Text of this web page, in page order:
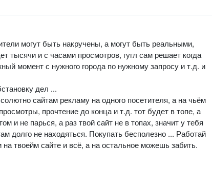
могут быть накручены, а могут быть реальными,
тысячи и с часами просмотров, гугл сам решает когда
момент с нужного города по нужному запросу и т.д. и
дел ...
сайтам рекламу на одного посетителя, а на чьём
прочтение до конца и т.д. тот будет в топе, а
и не парься, а раз твой сайт не в топах, значит у тебя
долго не находяться. Покупать бесполезно ... Работай
твоейм сайте и всё, а на остальное можешь забить.